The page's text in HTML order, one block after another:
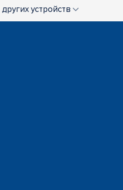
других устройств